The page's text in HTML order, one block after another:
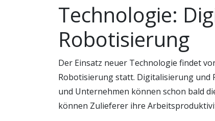
Technologie:
Robotisierung
Der Einsatz neuer Technologie findet
Robotisierung statt. Digitalisierung und
und Unternehmen können schon bald
können Zulieferer ihre